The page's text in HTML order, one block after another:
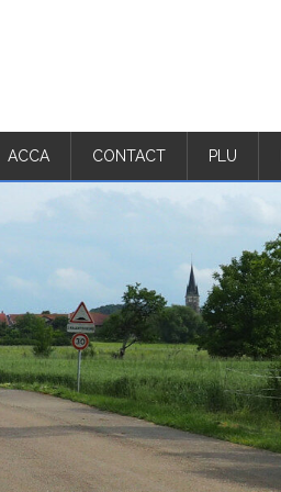
ACCA CONTACT PLU